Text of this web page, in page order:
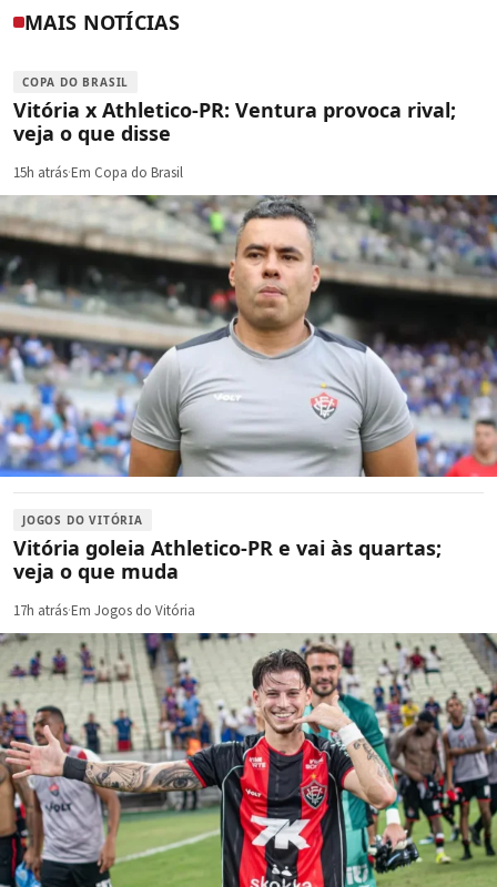
MAIS NOTÍCIAS
COPA DO BRASIL
Vitória x Athletico-PR: Ventura provoca rival;
veja o que disse
15h atrás·Em Copa do Brasil
JOGOS DO VITÓRIA
Vitória goleia Athletico-PR e vai às quartas;
veja o que muda
17h atrás·Em Jogos do Vitória